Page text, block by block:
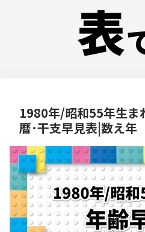
1980年/昭和55年生ま
暦･干支早見表|数え年